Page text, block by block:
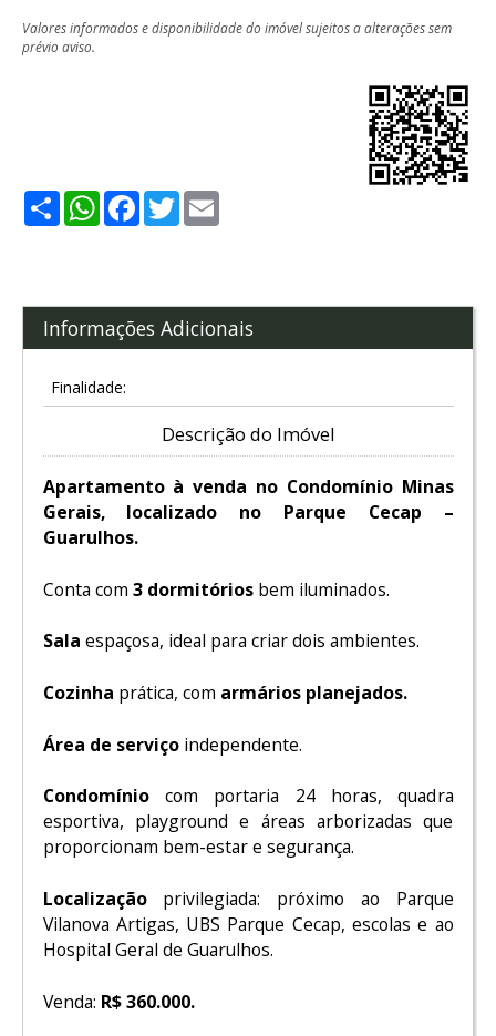
Valores informados e disponibilidade do imóvel sujeitos a alterações sem
prévio aviso.
ShareWhatsApp
Facebook
Twitter
Informações Adicionais
Finalidade:
Descrição do Imóvel
Apartamento à venda no Condomínio Minas
Gerais, localizado no Parque Cecap –
Guarulhos.
Conta com 3 dormitóriosbem iluminados.
Sala espaçosa, ideal para criar dois ambientes.
Cozinha prática, com armários planejados.
Área de serviçoindependente.
Condomíniocom portaria 24 horas, quadra
esportiva, playground e áreas arborizadas que
proporcionam bem-estar e segurança.
Localizaçãoprivilegiada: próximo ao Parque
Vilanova Artigas, UBS Parque Cecap, escolas e ao
Hospital Geral de Guarulhos.
Venda: R$ 360.000.